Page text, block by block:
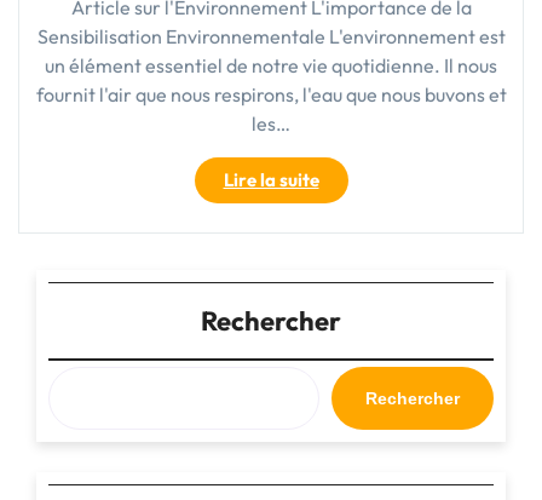
Article sur l'Environnement L'importance de la
Sensibilisation Environnementale L'environnement est
un élément essentiel de notre vie quotidienne. Il nous
fournit l'air que nous respirons, l'eau que nous buvons et
les…
Lire la suite"Préservation
Environnementale
:
pour
un
Avenir
Durable"
Rechercher
Rechercher